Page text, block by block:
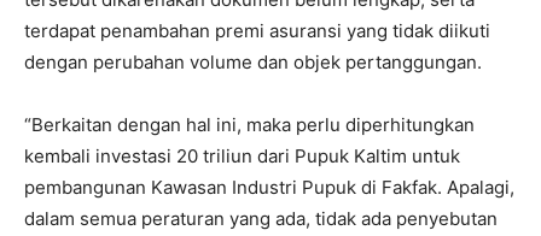
terdapat penambahan premi asuransi yang tidak diikuti
dengan perubahan volume dan objek pertanggungan.
“Berkaitan dengan hal ini, maka perlu diperhitungkan
kembali investasi 20 triliun dari Pupuk Kaltim untuk
pembangunan Kawasan Industri Pupuk di Fakfak. Apalagi,
dalam semua peraturan yang ada, tidak ada penyebutan